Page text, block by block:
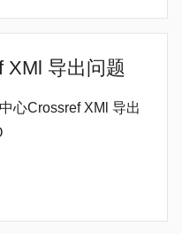
XMl 导出问题
心Crossref XMl 导出